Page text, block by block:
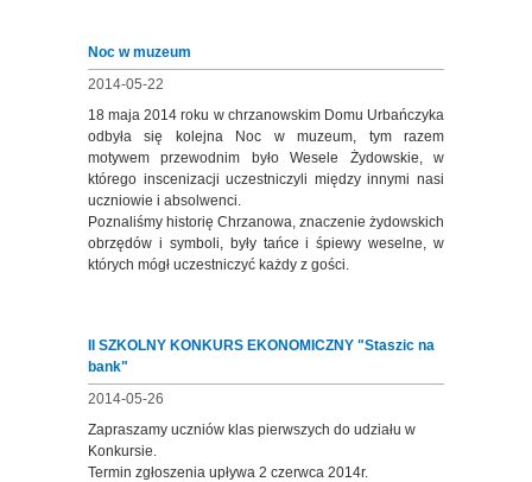
Noc w muzeum
2014-05-22
18 maja 2014 roku w chrzanowskim Domu Urbańczyka
odbyła się kolejna Noc w muzeum, tym razem
motywem przewodnim było Wesele Żydowskie, w
którego inscenizacji uczestniczyli między innymi nasi
uczniowie i absolwenci.
Poznaliśmy historię Chrzanowa, znaczenie żydowskich
obrzędów i symboli, były tańce i śpiewy weselne, w
których mógł uczestniczyć każdy z gości.
II SZKOLNY KONKURS EKONOMICZNY "Staszic na
bank"
2014-05-26
Zapraszamy uczniów klas pierwszych do udziału w
Konkursie.
Termin zgłoszenia upływa 2 czerwca 2014r.